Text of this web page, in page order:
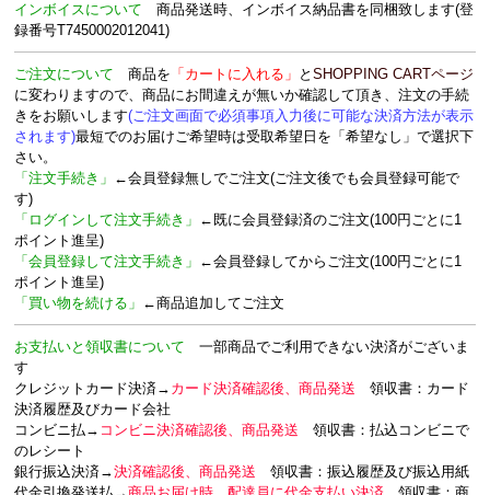
インボイスについて商品発送時、 インボイス納品書を 同梱致します(登
録番号T7450002012041)
ご注文について商品を 「カートに入れる」 とSHOPPING CARTページ
に変わりますので、商品にお間違えが無いか確認して頂き、注文の手続
きをお願いします(ご注文画面で必須事項入力後に可能な決済方法が表示
されます)最短でのお届けご希望時は受取希望日を「希望なし」で選択下
さい。
「注文手続き」 ←会員登録無しでご注文(ご注文後でも会員登録可能で
す)
「ログインして注文手続き」 ←既に会員登録済のご注文(100円ごとに1
ポイント進呈)
「会員登録して注文手続き」 ←会員登録してからご注文(100円ごとに1
ポイント進呈)
「買い物を続ける」 ←商品追加してご注文
お支払いと領収書について一部商品でご利用できない決済がございま
す
クレジットカード決済→ カード決済確認後、商品発送領収書：カード
決済履歴及びカード会社
コンビニ払→ コンビニ決済確認後、商品発送領収書：払込コンビニで
のレシート
銀行振込決済→決済確認後、商品発送領収書：振込履歴及び振込用紙